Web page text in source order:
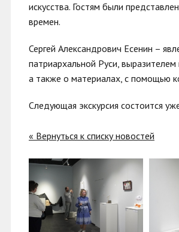
искусства. Гостям были
времен.
Сергей Александрович Есенин –
патриархальной Руси,
а также о материалах, с помощью
Следующая экскурсия состоится
« Вернуться к списку новостей